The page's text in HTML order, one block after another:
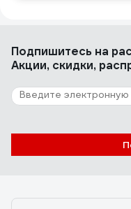
Подпишитесь на
Акции, скидки,